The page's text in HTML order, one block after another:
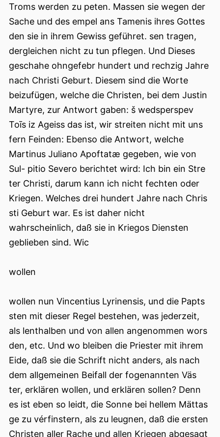
Troms werden zu peten. Massen sie wegen der
Sache und des empel ans Tamenis ihres Gottes
den sie in ihrem Gewiss geführet. sen tragen,
dergleichen nicht zu tun pflegen. Und Dieses
geschahe ohngefebr hundert und rechzig Jahre
nach Christi Geburt. Diesem sind die Worte
beizufügen, welche die Christen, bei dem Justin
Martyre, zur Antwort gaben: š wedsperspev
Toīs iz Ageiss das ist, wir streiten nicht mit uns
fern Feinden: Ebenso die Antwort, welche
Martinus Juliano Apoftatæ gegeben, wie von
Sul- pitio Severo berichtet wird: Ich bin ein Stre
ter Christi, darum kann ich nicht fechten oder
Kriegen. Welches drei hundert Jahre nach Chris
sti Geburt war. Es ist daher nicht
wahrscheinlich, daß sie in Kriegos Diensten
geblieben sind. Wic
wollen
wollen nun Vincentius Lyrinensis, und die Papts
sten mit dieser Regel bestehen, was jederzeit,
als lenthalben und von allen angenommen wors
den, etc. Und wo bleiben die Priester mit ihrem
Eide, daß sie die Schrift nicht anders, als nach
dem allgemeinen Beifall der fogenannten Väs
ter, erklären wollen, und erklären sollen? Denn
es ist eben so leidt, die Sonne bei hellem Mättas
ge zu vérfinstern, als zu leugnen, daß die ersten
Christen aller Rache und allen Kriegen abgesagt